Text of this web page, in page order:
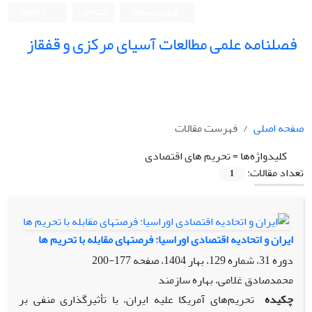
فصلنامه علمی مطالعات آسیای مرکزی و قفقاز
صفحه اصلی
فهرست مقالات
کلیدواژه‌ها =تحریم های اقتصادی
تعداد مقالات:
1
ایران و اتحادیه اقتصادی اوراسیا: فرصتهای مقابله با تحریم ها
دوره 31، شماره 129، بهار 1404، صفحه
177-200
محمدصادق غلامی، بهاره سازمند
چکیده تحریم‌های آمریکا علیه ایران، با تأثیرگذاری منفی بر